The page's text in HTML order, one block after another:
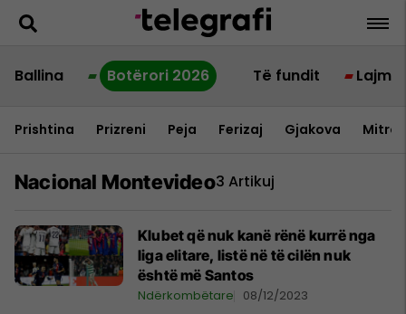
Ballina Botërori 2026 Të fundit Lajme
Prishtina Prizreni Peja Ferizaj Gjakova
Nacional Montevideo3 Artikuj
Klubet që nuk kanë rënë kurrë nga
liga elitare, listë në të cilën nuk
është më Santos
Ndërkombëtare 08/12/2023